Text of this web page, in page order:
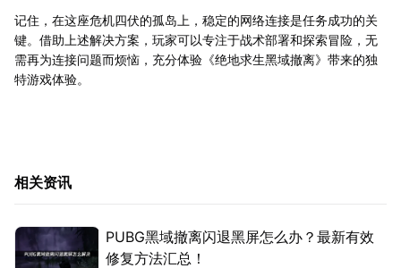
记住，在这座危机四伏的孤岛上，稳定的网络连接是任务成功的关
键。借助上述解决方案，玩家可以专注于战术部署和探索冒险，无
需再为连接问题而烦恼，充分体验《绝地求生黑域撤离》带来的独
特游戏体验。
相关资讯
PUBG黑域撤离闪退黑屏怎么办？最新有效
修复方法汇总！